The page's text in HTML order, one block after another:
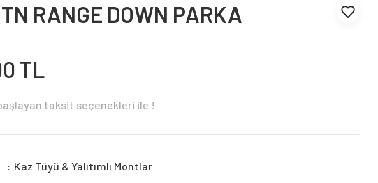
RANGE DOWN PARKA
TL
taksit seçenekleri ile !
Kaz Tüyü & Yalıtımlı Montlar